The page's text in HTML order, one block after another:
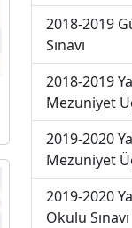
2018-2019
Sınavı
2018-2019
Mezuniyet
2019-2020
Mezuniyet
2019-2020
Okulu Sınavı